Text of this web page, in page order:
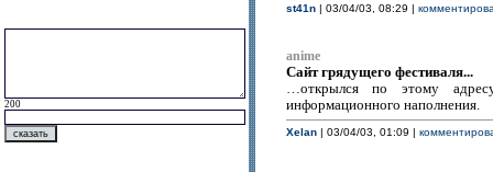
200
st41n| 03/04/03, 08:29 |
anime
Сайт грядущего фестиваля...
…открылся по этому
информационного наполнения.
Xelan| 03/04/03, 01:09 |